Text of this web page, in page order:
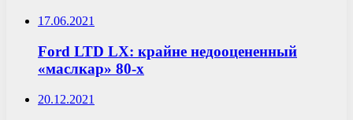
17.06.2021
Ford LTD LX: крайне недооцененный
«маслкар» 80-х
20.12.2021